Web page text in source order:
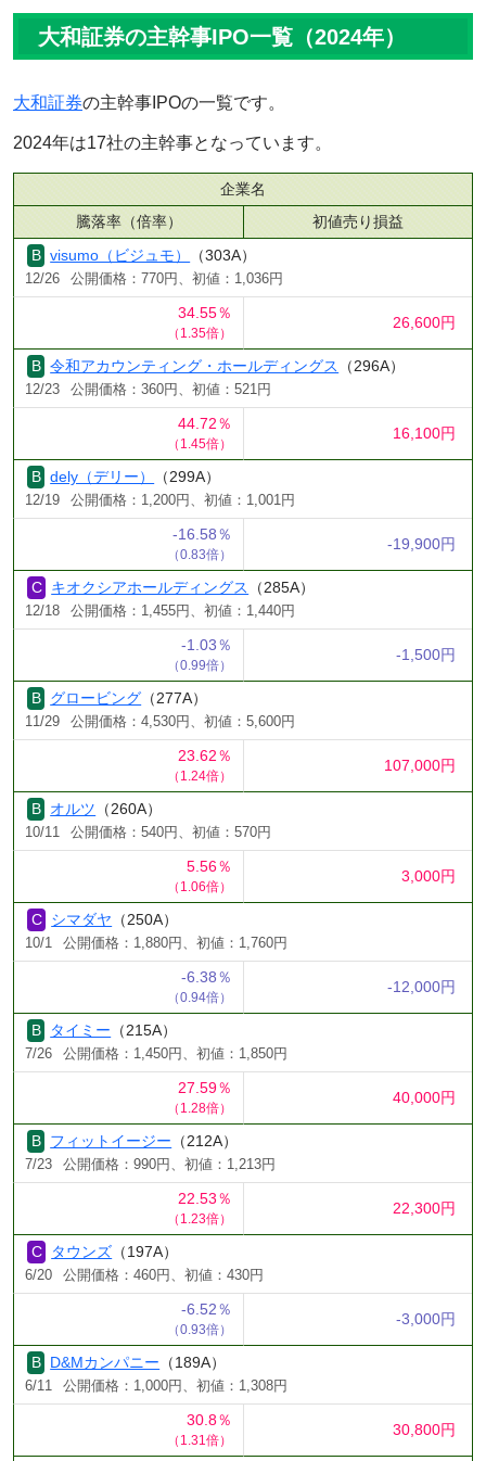
大和証券の主幹事IPO一覧（2024年）
大和証券の主幹事IPOの一覧です。
2024年は17社の主幹事となっています。
企業名
騰落率（倍率）
初値売り損益
visumo（ビジュモ）
（303A）
12/26 公開価格：770円、初値：1,036円
34.55％
（1.35倍）
26,600円
令和アカウンティング・ホールディングス （296A）
12/23 公開価格：360円、初値：521円
44.72％
（1.45倍）
16,100円
dely（デリー） （299A）
12/19 公開価格：1,200円、初値：1,001円
-16.58％
（0.83倍）
-19,900円
キオクシアホールディングス （285A）
12/18 公開価格：1,455円、初値：1,440円
-1.03％
（0.99倍）
-1,500円
グロービング （277A）
11/29 公開価格：4,530円、初値：5,600円
23.62％
（1.24倍）
107,000円
オルツ （260A）
10/11 公開価格：540円、初値：570円
5.56％
（1.06倍）
3,000円
シマダヤ （250A）
10/1 公開価格：1,880円、初値：1,760円
-6.38％
（0.94倍）
-12,000円
タイミー （215A）
7/26 公開価格：1,450円、初値：1,850円
27.59％
（1.28倍）
40,000円
フィットイージー （212A）
7/23 公開価格：990円、初値：1,213円
22.53％
（1.23倍）
22,300円
タウンズ （197A）
6/20 公開価格：460円、初値：430円
-6.52％
（0.93倍）
-3,000円
D&Mカンパニー （189A）
6/11 公開価格：1,000円、初値：1,308円
30.8％
（1.31倍）
30,800円